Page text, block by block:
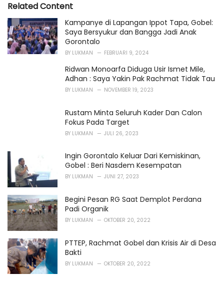
r
i
e
s
:
:Related Content
Kampanye di Lapangan Ippot Tapa, Gobel:
Saya Bersyukur dan Bangga Jadi Anak
Gorontalo
BY LUKMAN FEBRUARI 9, 2024
Ridwan Monoarfa Diduga Usir Ismet Mile,
Adhan : Saya Yakin Pak Rachmat Tidak Tau
BY LUKMAN NOVEMBER 19, 2023
Rustam Minta Seluruh Kader Dan Calon
Fokus Pada Target
BY LUKMAN JULI 26, 2023
Ingin Gorontalo Keluar Dari Kemiskinan,
Gobel : Beri Nasdem Kesempatan
BY LUKMAN JUNI 27, 2023
Begini Pesan RG Saat Demplot Perdana
Padi Organik
BY LUKMAN OKTOBER 20, 2022
PTTEP, Rachmat Gobel dan Krisis Air di Desa
Bakti
BY LUKMAN OKTOBER 20, 2022